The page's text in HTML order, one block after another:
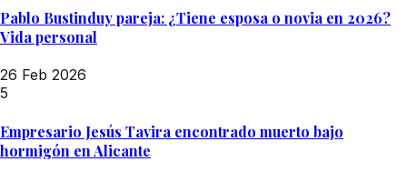
Pablo Bustinduy pareja: ¿Tiene esposa o novia en 2026?
Vida personal
26 Feb 2026
5
Empresario Jesús Tavira encontrado muerto bajo
hormigón en Alicante